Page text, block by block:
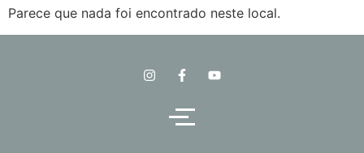
Parece que nada foi encontrado neste local.